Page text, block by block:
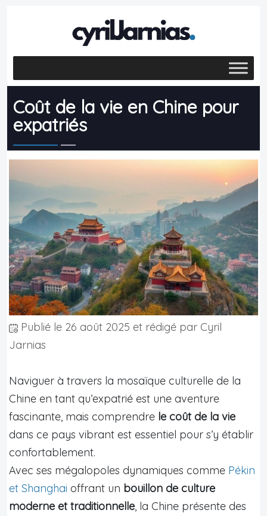
Coût de la vie en Chine pour
expatriés
Publié le 26 août 2025 et rédigé par Cyril
Jarnias
Naviguer à travers la mosaïque culturelle de la
Chine en tant qu’expatrié est une aventure
fascinante, mais comprendre le coût de la vie
dans ce pays vibrant est essentiel pour s’y établir
confortablement.
Avec ses mégalopoles dynamiques comme Pékin
et Shanghai offrant un bouillon de culture
moderne et traditionnelle, la Chine présente des